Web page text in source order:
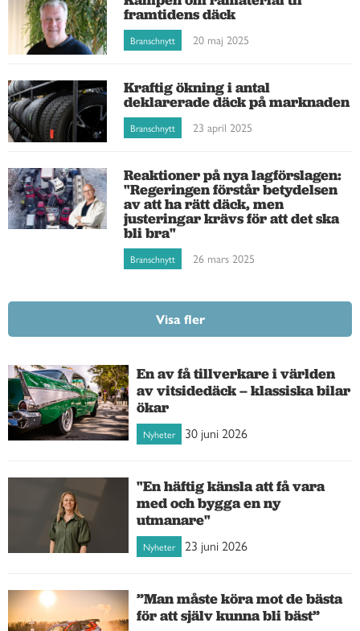
framtidens däck
Branschnytt 20 maj 2025
Kraftig ökning i antal
deklarerade däck på marknaden
Branschnytt 23 april 2025
Reaktioner på nya lagförslagen:
"Regeringen förstår betydelsen
av att ha rätt däck, men
justeringar krävs för att det ska
bli bra"
Branschnytt 26 mars 2025
Visa fler
En av få tillverkare i världen
av vitsidedäck – klassiska bilar
ökar
Nyheter 30 juni 2026
"En häftig känsla att få vara
med och bygga en ny
utmanare"
Nyheter 23 juni 2026
”Man måste köra mot de bästa
för att själv kunna bli bäst”